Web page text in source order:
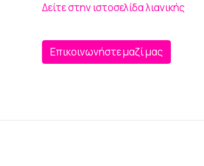
Δείτε στην ιστοσελίδα λιανικής
Επικοινωνήστε μαζί μας